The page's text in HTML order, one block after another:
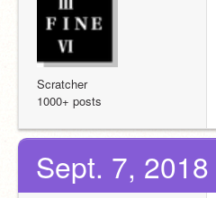
Scratcher
1000+ posts
Sept. 7,